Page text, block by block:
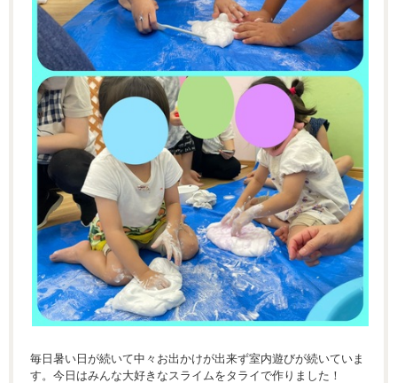
毎日暑い日が続いて中々お出かけが出来ず室内遊びが続いていま
す。今日はみんな大好きなスライムをタライで作りました！